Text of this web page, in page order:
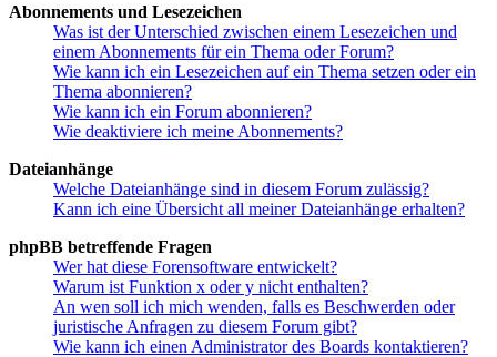
Abonnements und Lesezeichen
Was ist der Unterschied zwischen einem Lesezeichen und
einem Abonnements für ein Thema oder Forum?
Wie kann ich ein Lesezeichen auf ein Thema setzen oder ein
Thema abonnieren?
Wie kann ich ein Forum abonnieren?
Wie deaktiviere ich meine Abonnements?
Dateianhänge
Welche Dateianhänge sind in diesem Forum zulässig?
Kann ich eine Übersicht all meiner Dateianhänge erhalten?
phpBB betreffende Fragen
Wer hat diese Forensoftware entwickelt?
Warum ist Funktion x oder y nicht enthalten?
An wen soll ich mich wenden, falls es Beschwerden oder
juristische Anfragen zu diesem Forum gibt?
Wie kann ich einen Administrator des Boards kontaktieren?